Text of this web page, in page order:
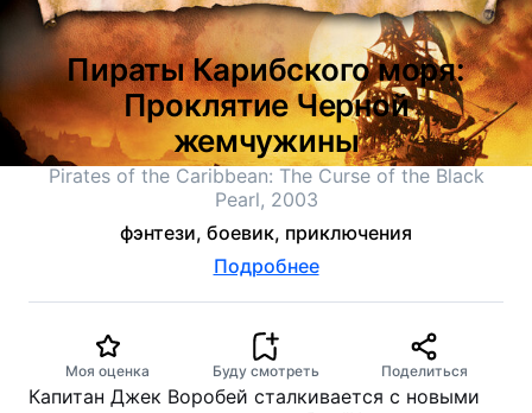
Пираты Карибского моря:
Проклятие Черной
жемчужины
Pirates of the Caribbean: The Curse of the Black
Pearl, 2003
фэнтези, боевик, приключения
Подробнее
Моя оценка Буду смотреть Поделиться
Капитан Джек Воробей сталкивается с новыми